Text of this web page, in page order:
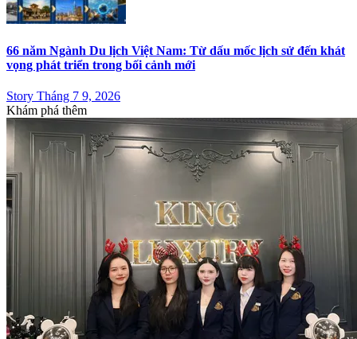
66 năm Ngành Du lịch Việt Nam: Từ dấu mốc lịch sử đến khát
vọng phát triển trong bối cảnh mới
Story Tháng 7 9, 2026
Khám phá thêm